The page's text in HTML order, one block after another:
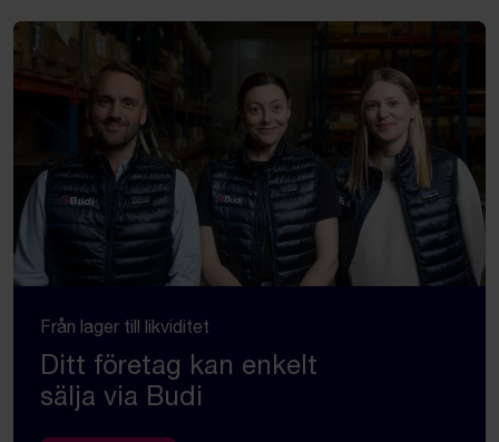
Från lager till likviditet
Ditt företag kan enkelt
sälja via Budi